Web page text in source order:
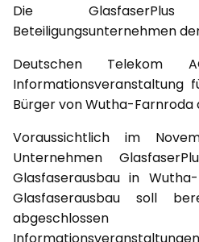
Die
Beteiligungsunternehmen
Deutschen Telekom
Informationsveranstaltung
Bürger von Wutha-Farnroda
Voraussichtlich im
Unternehmen
Glasfaserausbau in
Glasfaserausbau soll